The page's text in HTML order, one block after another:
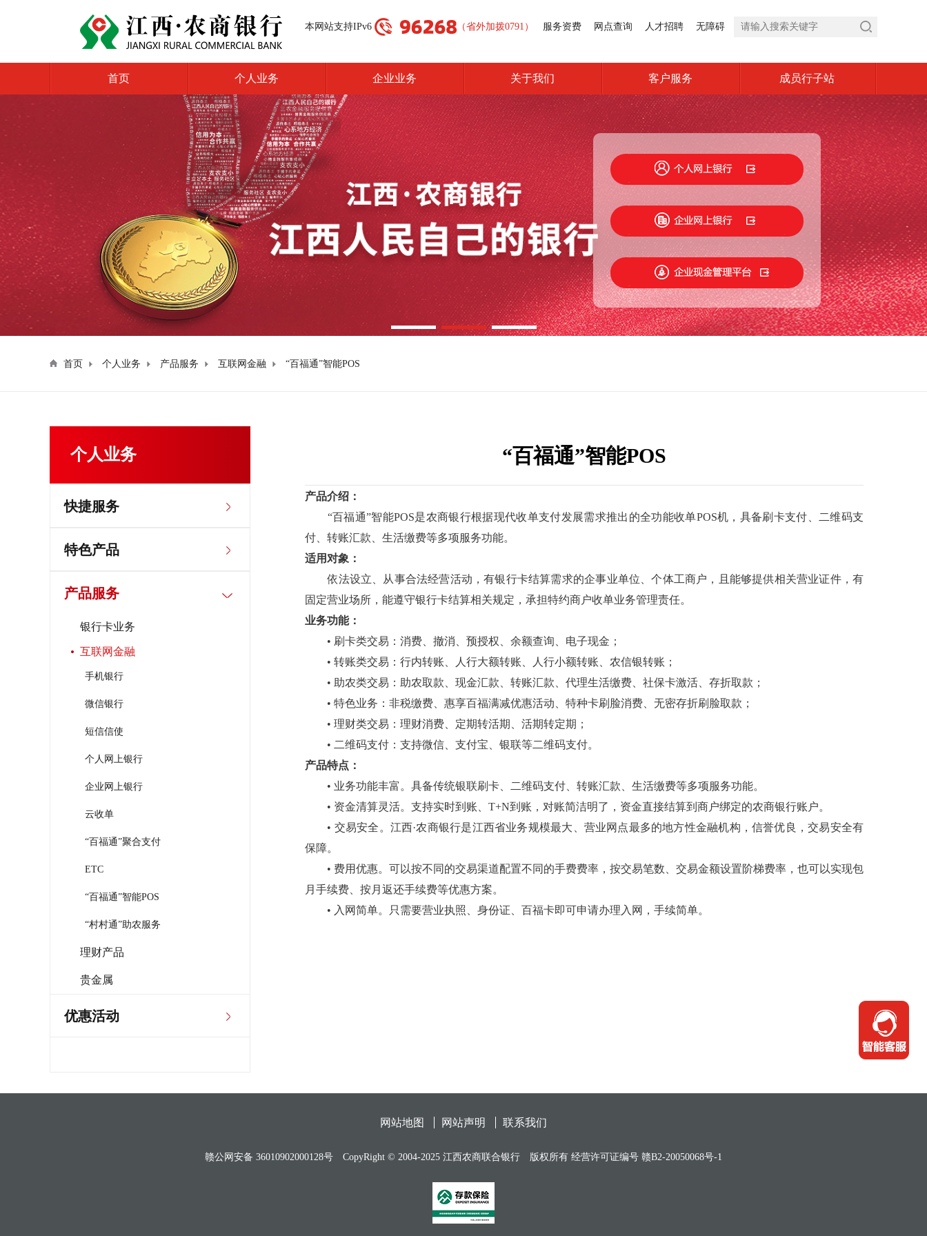
本网站支持IPv6 （省外加拨0791） 服务资费 网点查询 人才招聘 无障碍
首页 个人业务 企业业务 关于我们 客户服务 成员行子站
首页 个人业务 产品服务 互联网金融 “百福通”智能POS
个人业务
快捷服务
特色产品
产品服务
银行卡业务
互联网金融
手机银行
微信银行
短信信使
个人网上银行
企业网上银行
云收单
“百福通”聚合支付
ETC
“百福通”智能POS
“村村通”助农服务
理财产品
贵金属
优惠活动
“百福通”智能POS
产品介绍：
“百福通”智能POS是农商银行根据现代收单支付发展需求推出的全功能收单POS机，具备刷卡支付、二维码支
付、转账汇款、生活缴费等多项服务功能。
适用对象：
依法设立、从事合法经营活动，有银行卡结算需求的企事业单位、个体工商户，且能够提供相关营业证件，有
固定营业场所，能遵守银行卡结算相关规定，承担特约商户收单业务管理责任。
业务功能：
• 刷卡类交易：消费、撤消、预授权、余额查询、电子现金；
• 转账类交易：行内转账、人行大额转账、人行小额转账、农信银转账；
• 助农类交易：助农取款、现金汇款、转账汇款、代理生活缴费、社保卡激活、存折取款；
• 特色业务：非税缴费、惠享百福满减优惠活动、特种卡刷脸消费、无密存折刷脸取款；
• 理财类交易：理财消费、定期转活期、活期转定期；
• 二维码支付：支持微信、支付宝、银联等二维码支付。
产品特点：
• 业务功能丰富。具备传统银联刷卡、二维码支付、转账汇款、生活缴费等多项服务功能。
• 资金清算灵活。支持实时到账、T+N到账，对账简洁明了，资金直接结算到商户绑定的农商银行账户。
• 交易安全。江西·农商银行是江西省业务规模最大、营业网点最多的地方性金融机构，信誉优良，交易安全有
保障。
• 费用优惠。可以按不同的交易渠道配置不同的手费费率，按交易笔数、交易金额设置阶梯费率，也可以实现包
月手续费、按月返还手续费等优惠方案。
• 入网简单。只需要营业执照、身份证、百福卡即可申请办理入网，手续简单。
网站地图 网站声明 联系我们
赣公网安备 36010902000128号 CopyRight © 2004-2025 江西农商联合银行 版权所有 经营许可证编号 赣B2-20050068号-1